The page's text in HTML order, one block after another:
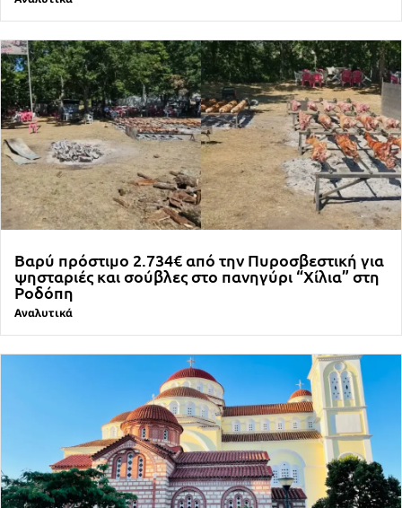
Βαρύ πρόστιμο 2.734€ από την Πυροσβεστική για
ψησταριές και σούβλες στο πανηγύρι “Χίλια” στη
Ροδόπη
Αναλυτικά